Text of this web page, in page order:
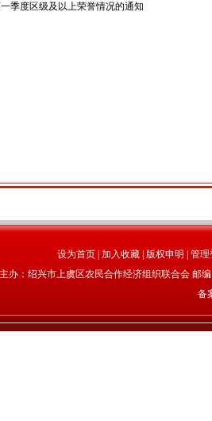
季度区级及以上荣誉情况的通知
设为首页 加入收藏 版权申明
管理
主办：绍兴市上虞区农民合作经济组织联合会 邮
备